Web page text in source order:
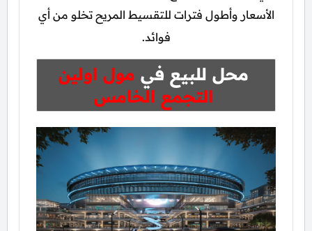
الأسعار وأطول فترات للتقسيط المريح تخلو من أي
فوائد.
محل للبيع في مول اولين
التجمع الخامس